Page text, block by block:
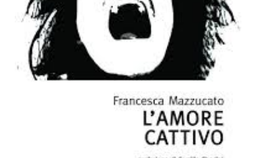
Archivio
Autori
Generi
Case editrici